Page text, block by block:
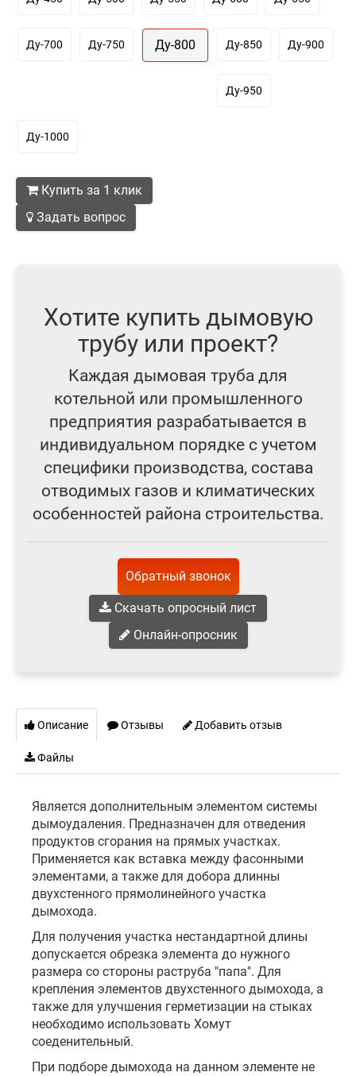
Ду-700 Ду-750 Ду-800 Ду-850 Ду-900
Ду-950
Ду-1000
Купить за 1 клик
Задать вопрос
Хотите купить дымовую
трубу или проект?
Каждая дымовая труба для
котельной или промышленного
предприятия разрабатывается в
индивидуальном порядке с учетом
специфики производства, состава
отводимых газов и климатических
особенностей района строительства.
Обратный звонок
Скачать опросный лист
Онлайн-опросник
Описание Отзывы Добавить отзыв
Файлы
Является дополнительным элементом системы
дымоудаления. Предназначен для отведения
продуктов сгорания на прямых участках.
Применяется как вставка между фасонными
элементами, а также для добора длинны
двухстенного прямолинейного участка
дымохода.
Для получения участка нестандартной длины
допускается обрезка элемента до нужного
размера со стороны раструба "папа". Для
крепления элементов двухстенного дымохода, а
также для улучшения герметизации на стыках
необходимо использовать Хомут
соеденительный.
При подборе дымохода на данном элементе не